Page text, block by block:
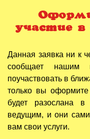
участие
Данная заявка ни к
сообщает нашим
поучаствовать в
только вы оформите
будет разослана
ведущим, и они сами
вам свои услуги.